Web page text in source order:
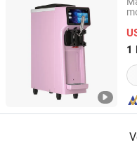
1
Jiangsu Xinyuehai
Jiangsu, China